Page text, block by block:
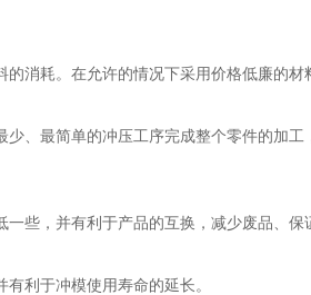
消耗。在允许的情况下采用价格低廉的材
、最简单的冲压工序完成整个零件的加
些，并有利于产品的互换，减少废品、保
利于冲模使用寿命的延长。